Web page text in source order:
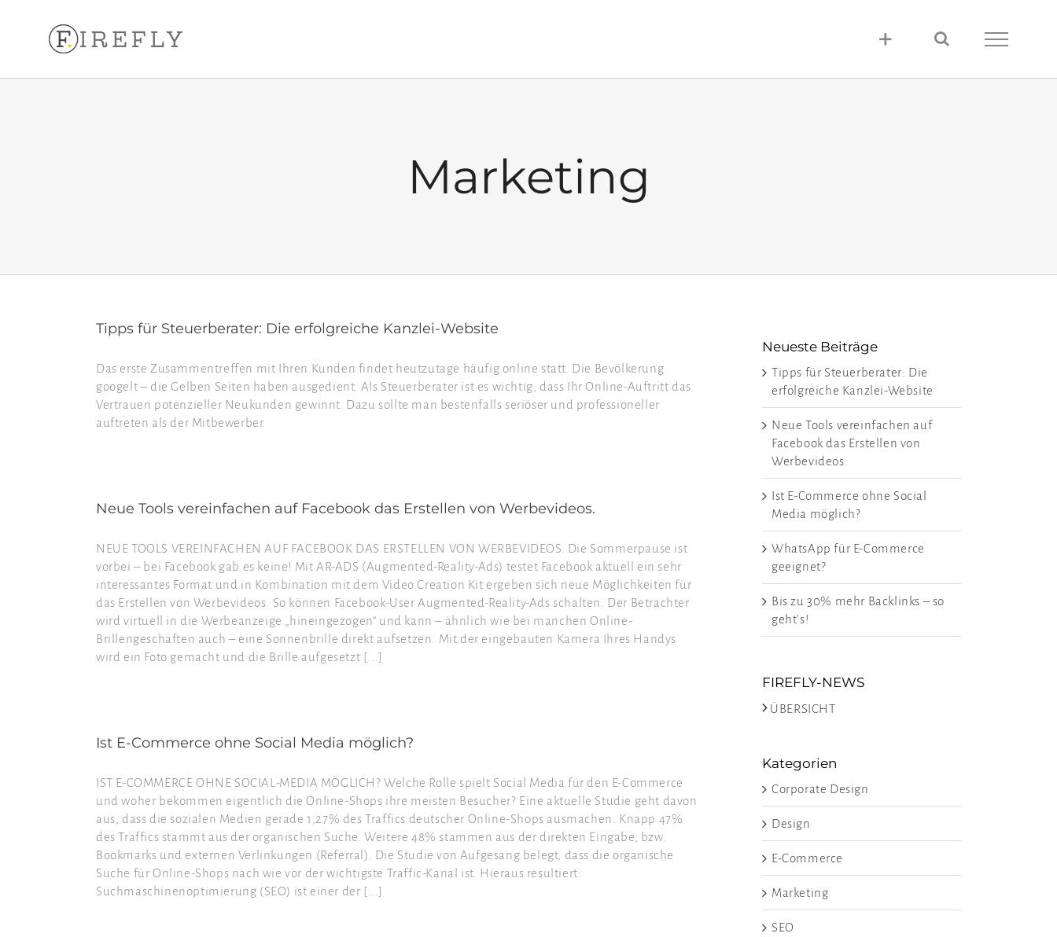
Marketing
Tipps für Steuerberater: Die erfolgreiche Kanzlei-Website
Das erste Zusammentreffen mit Ihren Kunden findet heutzutage häufig online statt. Die Bevölkerung
googelt – die Gelben Seiten haben ausgedient. Als Steuerberater ist es wichtig, dass Ihr Online-Auftritt das
Vertrauen potenzieller Neukunden gewinnt. Dazu sollte man bestenfalls seriöser und professioneller
auftreten als der Mitbewerber.
Neue Tools vereinfachen auf Facebook das Erstellen von Werbevideos.
NEUE TOOLS VEREINFACHEN AUF FACEBOOK DAS ERSTELLEN VON WERBEVIDEOS. Die Sommerpause ist
vorbei – bei Facebook gab es keine! Mit AR-ADS (Augmented-Reality-Ads) testet Facebook aktuell ein sehr
interessantes Format und in Kombination mit dem Video Creation Kit ergeben sich neue Möglichkeiten für
das Erstellen von Werbevideos. So können Facebook-User Augmented-Reality-Ads schalten. Der Betrachter
wird virtuell in die Werbeanzeige „hineingezogen“ und kann – ähnlich wie bei manchen Online-
Brillengeschäften auch – eine Sonnenbrille direkt aufsetzen. Mit der eingebauten Kamera Ihres Handys
wird ein Foto gemacht und die Brille aufgesetzt [...]
Ist E-Commerce ohne Social Media möglich?
IST E-COMMERCE OHNE SOCIAL-MEDIA MÖGLICH? Welche Rolle spielt Social Media für den E-Commerce
und woher bekommen eigentlich die Online-Shops ihre meisten Besucher? Eine aktuelle Studie geht davon
aus, dass die sozialen Medien gerade 1,27% des Traffics deutscher Online-Shops ausmachen. Knapp 47%
des Traffics stammt aus der organischen Suche. Weitere 48% stammen aus der direkten Eingabe, bzw.
Bookmarks und externen Verlinkungen (Referral). Die Studie von Aufgesang belegt, dass die organische
Suche für Online-Shops nach wie vor der wichtigste Traffic-Kanal ist. Hieraus resultiert:
Suchmaschinenoptimierung (SEO) ist einer der [...]
Neueste Beiträge
Tipps für Steuerberater: Die
erfolgreiche Kanzlei-Website
Neue Tools vereinfachen auf
Facebook das Erstellen von
Werbevideos.
Ist E-Commerce ohne Social
Media möglich?
WhatsApp für E-Commerce
geeignet?
Bis zu 30% mehr Backlinks – so
geht’s!
FIREFLY-NEWS
>ÜBERSICHT
Kategorien
Corporate Design
Design
E-Commerce
Marketing
SEO